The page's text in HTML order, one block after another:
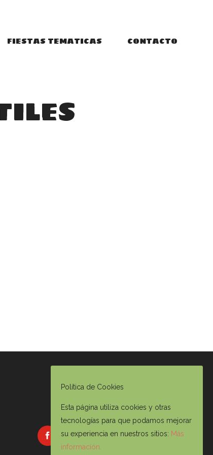
FIESTAS TEMATICAS CONTACTO
Política de Cookies
Esta página utiliza cookies y otras
tecnologías para que podamos mejorar
su experiencia en nuestros sitios: Más
información.